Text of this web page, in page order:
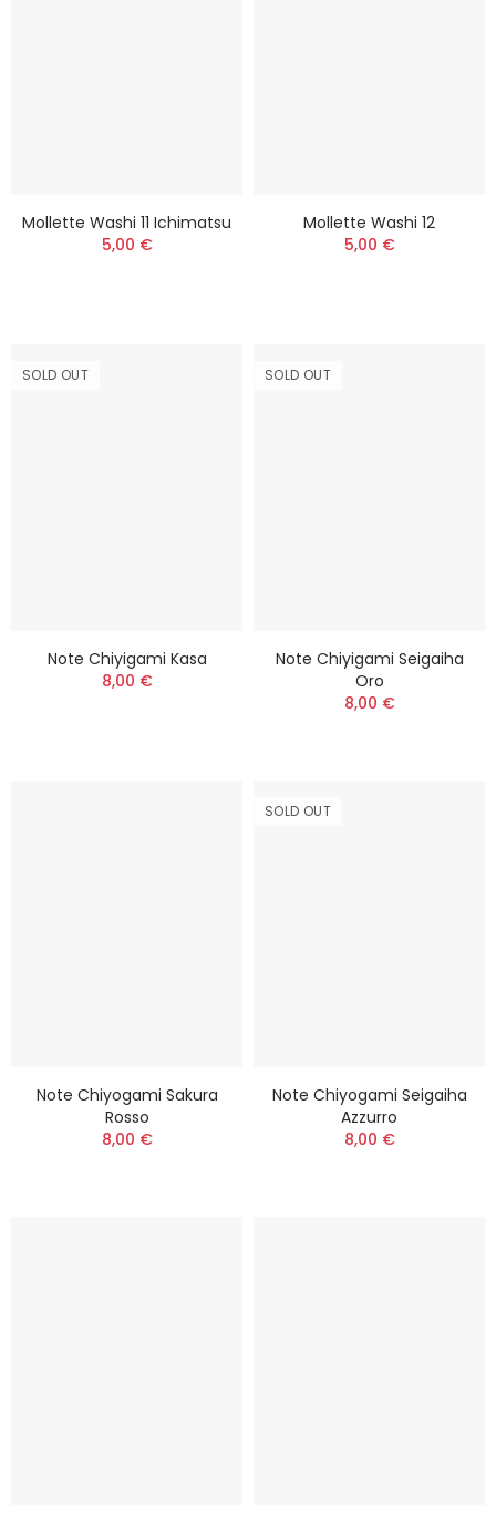
Mollette Washi 11 Ichimatsu
5,00 €
Mollette Washi 12
5,00 €
SOLD OUT
Note Chiyigami Kasa
8,00 €
SOLD OUT
Note Chiyigami Seigaiha
Oro
8,00 €
Note Chiyogami Sakura
Rosso
8,00 €
SOLD OUT
Note Chiyogami Seigaiha
Azzurro
8,00 €